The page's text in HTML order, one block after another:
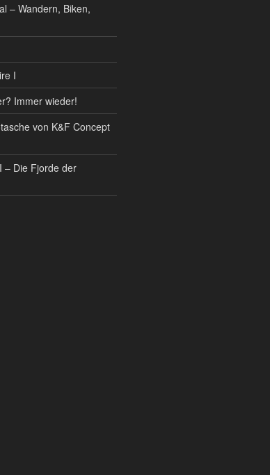
– Wandern, Biken,
I
Immer wieder!
von K&F Concept
– Die Fjorde der